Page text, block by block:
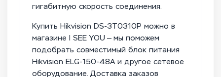
гигабитную скорость соединения.
Купить Hikvision DS-3T0310P можно в
магазине I SEE YOU — мы поможем
подобрать совместимый блок питания
Hikvision ELG-150-48A и другое сетевое
оборудование. Доставка заказов